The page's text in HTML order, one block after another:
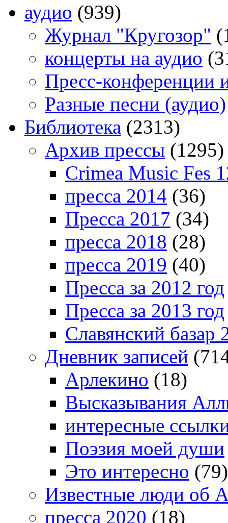
аудио (939)
Журнал "Кругозор"
концерты на аудио
Пресс-конференции
Разные песни (аудио)
Библиотека (2313)
Архив прессы (1295)
Crimea Music Fes
пресса 2014 (36)
Пресса 2017 (34)
пресса 2018 (28)
пресса 2019 (40)
Пресса за 2012 год
Пресса за 2013 год
Славянский базар
Дневник записей
Арлекино (18)
Высказывания
интересные
Поэзия моей души
Это интересно (79)
Известные люди об
пресса 2020 (18)